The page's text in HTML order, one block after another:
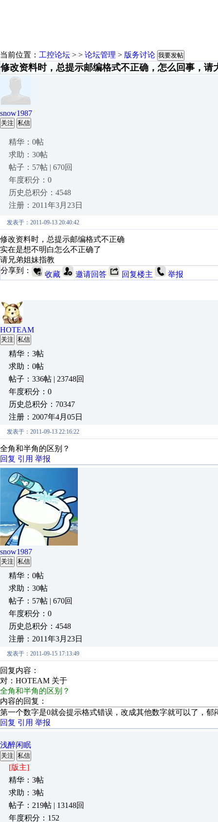
当前位置： 工控论坛 > > 论坛管理 > 版务讨论 我要发帖
修改资料时，总提示邮编格式不正确，怎么回事，请
snow1987
关注 私信
精华：0帖
求助：30帖
帖子：57帖 | 670回
年度积分：0
历史总积分：4548
注册：2011年3月23日
发表于：2011-09-13 20:40:42
修改资料时，总提示邮编格式不正确
实在是想不明白怎么不正确了
请兄弟姐妹指教
分享到：
收藏 邀请回答 回复楼主 举报
HOTEAM
关注 私信
精华：3帖
求助：0帖
帖子：336帖 | 23748回
年度积分：0
历史总积分：70347
注册：2007年4月05日
发表于：2011-09-13 22:16:22
全角和半角的区别？
回复 引用 举报
snow1987
关注 私信
精华：0帖
求助：30帖
帖子：57帖 | 670回
年度积分：0
历史总积分：4548
注册：2011年3月23日
发表于：2011-09-15 17:13:49
回复内容：
对：HOTEAM 关于
全角和半角的区别？
内容的回复：
第一个数字是0就会提示格式错误，改成其他数字就可以了，郁
回复 引用 举报
浅醉闲眠
关注 私信
[版主]
精华：3帖
求助：3帖
帖子：219帖 | 13148回
年度积分：152